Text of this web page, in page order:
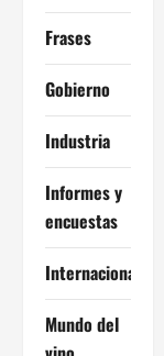
Frases
Gobierno
Industria
Informes y
encuestas
Internacional
Mundo del